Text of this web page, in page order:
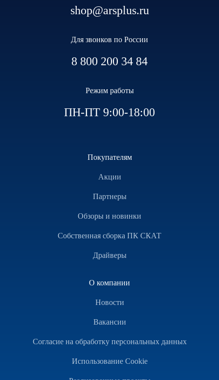
shop@arsplus.ru
Для звонков по России
8 800 200 34 84
Режим работы
ПН-ПТ 9:00-18:00
Покупателям
Акции
Партнеры
Обзоры и новинки
Собственная сборка ПК СКАТ
Драйверы
О компании
Новости
Вакансии
Согласие на обработку персональных данных
Использование Cookie